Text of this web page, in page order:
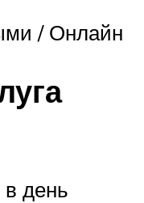
/ Онлайн
в день